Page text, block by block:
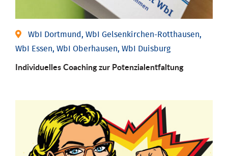
WbI Dortmund, WbI Gelsenkirchen-Rotthausen,
WbI Essen, WbI Oberhausen, WbI Duisburg
Individuelles Coaching zur Potenzialentfaltung